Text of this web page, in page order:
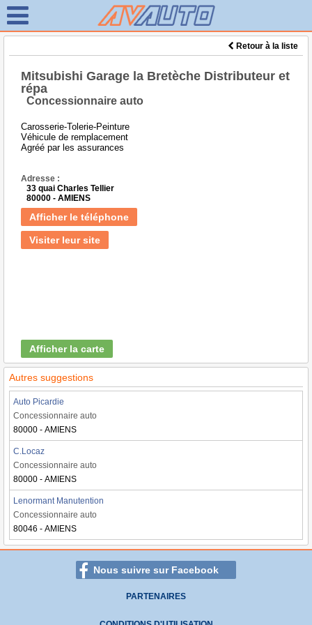
Retour à la liste
Mitsubishi Garage la Bretèche Distributeur et
répa
Concessionnaire auto
Carosserie-Tolerie-Peinture
Véhicule de remplacement
Agréé par les assurances
Adresse :
33 quai Charles Tellier
80000 - AMIENS
Afficher le téléphone
Visiter leur site
Afficher la carte
Autres suggestions
Auto Picardie
Concessionnaire auto
80000 - AMIENS
C.Locaz
Concessionnaire auto
80000 - AMIENS
Lenormant Manutention
Concessionnaire auto
80046 - AMIENS
Nous suivre sur Facebook
PARTENAIRES